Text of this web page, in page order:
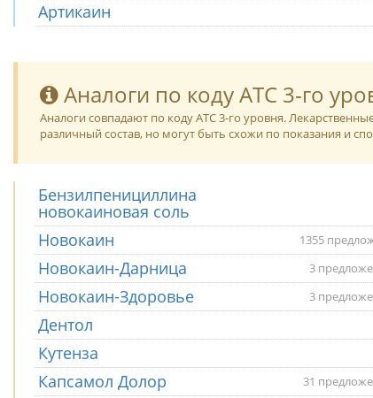
Артикаин
Аналоги по коду ATC 3-го
Аналоги совпадают по коду ATC 3-го уровня.
различный состав, но могут быть схожи по показания и
Бензилпенициллина
новокаиновая соль
Новокаин 1355
Новокаин-Дарница 3
Новокаин-Здоровье 3
Дентол
Кутенза
Капсамол Долор 31